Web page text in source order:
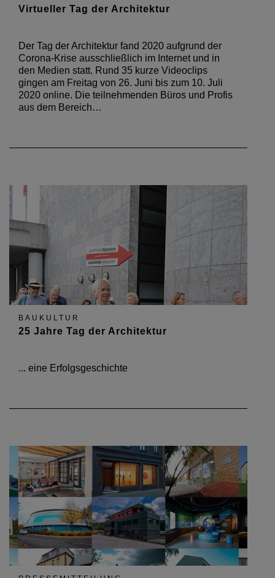
Virtueller Tag der Architektur
Der Tag der Architektur fand 2020 aufgrund der
Corona-Krise ausschließlich im Internet und in
den Medien statt. Rund 35 kurze Videoclips
gingen am Freitag von 26. Juni bis zum 10. Juli
2020 online. Die teilnehmenden Büros und Profis
aus dem Bereich…
BAUKULTUR
25 Jahre Tag der Architektur
... eine Erfolgsgeschichte